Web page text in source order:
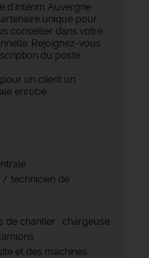
d'intérim Auvergne
unique pour
conseiller dans votre
Rejoignez-vous
du poste
un client un
enrobé.
/ technicien de
de chantier : chargeuse
et des machines